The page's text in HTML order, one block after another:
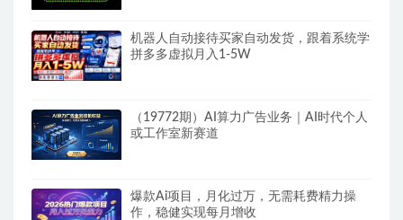
机器人自动接待买家自动发货，跟着系统学
拼多多虚拟月入1-5W
（19772期）AI算力广告业务｜AI时代个人
或工作室新赛道
爆款Ai项目，月化过万，无需耗费精力操
作，稳健实现每月增收